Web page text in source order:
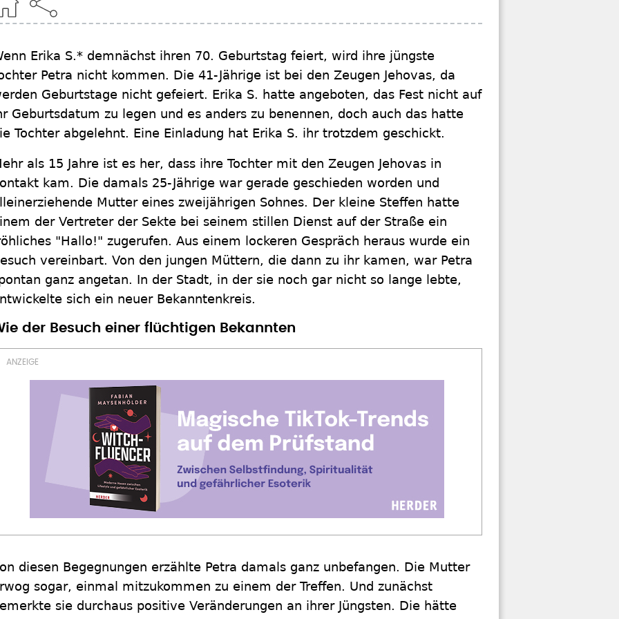
Erika S.* demnächst ihren 70. Geburtstag feiert, wird ihre jüngste
Petra nicht kommen. Die 41-Jährige ist bei den Zeugen Jehovas, da
Geburtstage nicht gefeiert. Erika S. hatte angeboten, das Fest nicht auf
Geburtsdatum zu legen und es anders zu benennen, doch auch das hatte
Tochter abgelehnt. Eine Einladung hat Erika S. ihr trotzdem geschickt.
als 15 Jahre ist es her, dass ihre Tochter mit den Zeugen Jehovas in
kam. Die damals 25-Jährige war gerade geschieden worden und
Mutter eines zweijährigen Sohnes. Der kleine Steffen hatte
der Vertreter der Sekte bei seinem stillen Dienst auf der Straße ein
"Hallo!" zugerufen. Aus einem lockeren Gespräch heraus wurde ein
vereinbart. Von den jungen Müttern, die dann zu ihr kamen, war Petra
ganz angetan. In der Stadt, in der sie noch gar nicht so lange lebte,
sich ein neuer Bekanntenkreis.
der Besuch einer flüchtigen Bekannten
diesen Begegnungen erzählte Petra damals ganz unbefangen. Die Mutter
sogar, einmal mitzukommen zu einem der Treffen. Und zunächst
sie durchaus positive Veränderungen an ihrer Jüngsten. Die hätte